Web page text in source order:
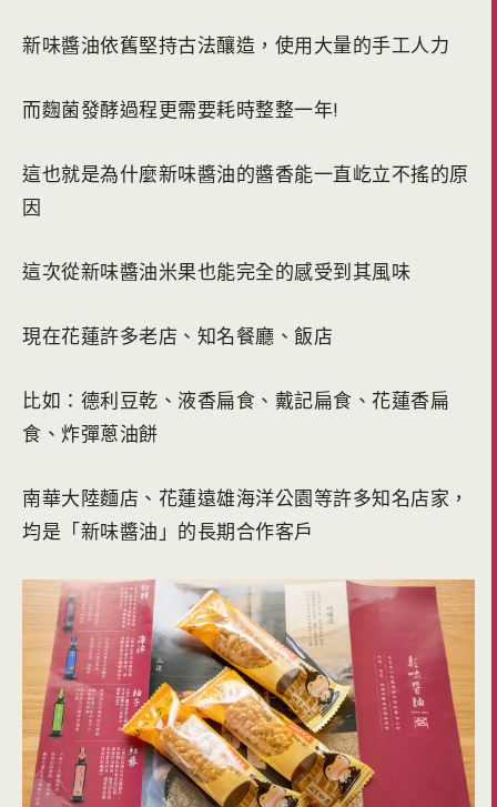
新味醬油依舊堅持古法釀造，使用大量的手工人力
而麴菌發酵過程更需要耗時整整一年!
這也就是為什麼新味醬油的醬香能一直屹立不搖的原
因
這次從新味醬油米果也能完全的感受到其風味
現在花蓮許多老店、知名餐廳、飯店
比如：德利豆乾、液香扁食、戴記扁食、花蓮香扁
食、炸彈蔥油餅
南華大陸麵店、花蓮遠雄海洋公園等許多知名店家，
均是「新味醬油」的長期合作客戶